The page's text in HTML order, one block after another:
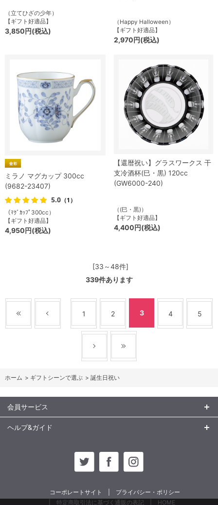
（立てひざの少年）
【ギフト好適品】
3,850円(税込)
（Happy Halloween）
【ギフト好適品】
2,970円(税込)
ミラノ マグカップ 300cc
(9682-23407)
5.0 （1）
（ﾏｸﾞｶｯﾌﾟ300cc）
【ギフト好適品】
4,950円(税込)
【還暦祝い】グラスワークス 干
支冷酒杯(巳・黒) 120cc
(GW6000-240)
（(巳・黒)）
【ギフト好適品】
4,400円(税込)
[33～48件]
339件あります
1 2 3 4 5
ホーム > ギフトシーンで選ぶ > 誕生日祝い
会員サービス
ヘルプ&ガイド
コーポレートサイト
プライバシー・ポリシー
特定商取引法に基づく通販の表記
HOME